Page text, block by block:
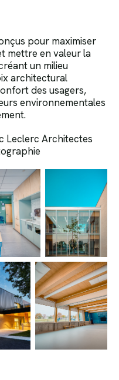
pour maximiser
mettre en valeur la
un milieu
architectural
des usagers,
environnementales
Leclerc Architectes